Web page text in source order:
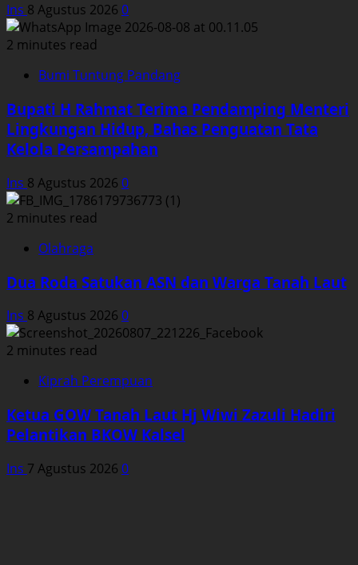
Ins 8 Agustus 2026 0
2 minutes read
Bumi Tuntung Pandang
Bupati H Rahmat Terima Pendamping Menteri
Lingkungan Hidup, Bahas Penguatan Tata
Kelola Persampahan
Ins 8 Agustus 2026 0
2 minutes read
Olahraga
Dua Roda Satukan ASN dan Warga Tanah Laut
Ins 8 Agustus 2026 0
2 minutes read
Kiprah Perempuan
Ketua GOW Tanah Laut Hj Wiwi Zazuli Hadiri
Pelantikan BKOW Kalsel
Ins 7 Agustus 2026 0